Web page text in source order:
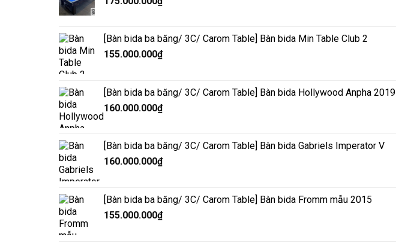
[Bàn bida ba băng/ 3C/ Carom Table] Bàn bida Min Table Club 2
155.000.000₫
[Bàn bida ba băng/ 3C/ Carom Table] Bàn bida Hollywood Anpha 2019
160.000.000₫
[Bàn bida ba băng/ 3C/ Carom Table] Bàn bida Gabriels Imperator V
160.000.000₫
[Bàn bida ba băng/ 3C/ Carom Table] Bàn bida Fromm mẫu 2015
155.000.000₫